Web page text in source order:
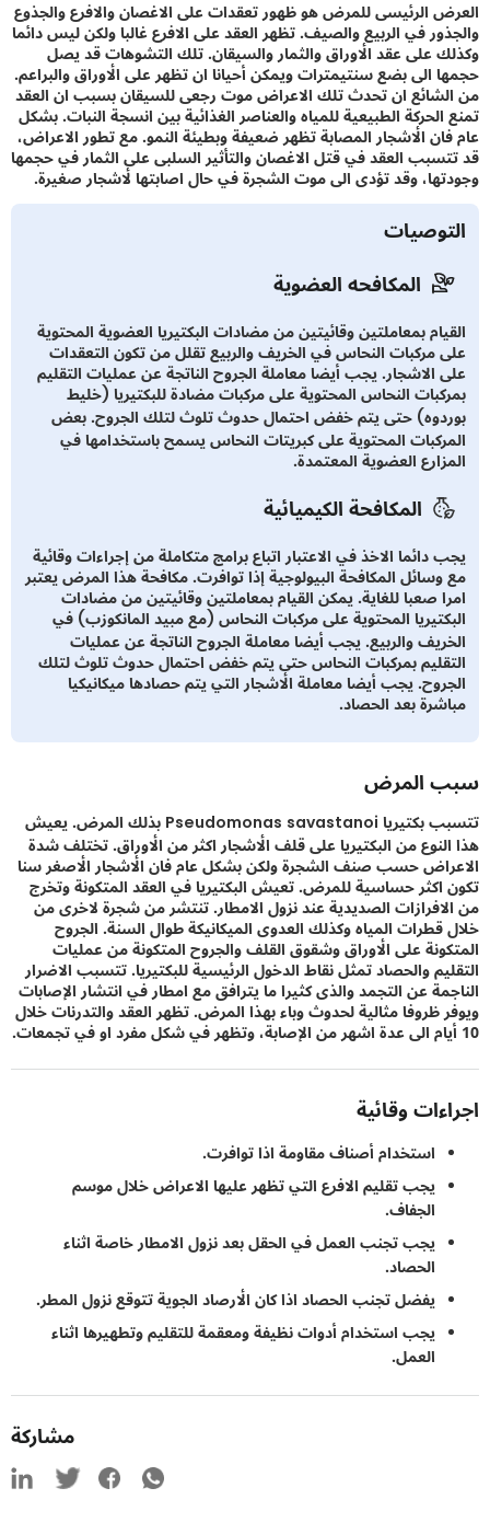
الرئيسى للمرض هو ظهور تعقدات على الاغصان والافرع والجذوع
في الربيع والصيف. تظهر العقد على الافرع غالبا ولكن ليس دائما
على عقد الأوراق والثمار والسيقان. تلك التشوهات قد يصل
الى بضع سنتيمترات ويمكن أحيانا ان تظهر على الأوراق والبراعم.
ان تحدث تلك الاعراض موت رجعى للسيقان بسبب ان العقد
الطبيعية للمياه والعناصر الغذائية بين انسجة النبات. بشكل
الأشجار المصابة تظهر ضعيفة وبطيئة النمو. مع تطور الاعراض،
العقد في قتل الاغصان والتأثير السلبى على الثمار في حجمها
وقد تؤدى الى موت الشجرة في حال اصابتها لأشجار صغيرة.
المكافحه العضوية
بمعاملتين وقائيتين من مضادات البكتيريا العضوية المحتوية
مركبات النحاس في الخريف والربيع تقلل من تكون التعقدات
الاشجار. يجب أيضا معاملة الجروح الناتجة عن عمليات التقليم
النحاس المحتوية على مركبات مضادة للبكتيريا (خليط
حتى يتم خفض احتمال حدوث تلوث لتلك الجروح. بعض
المحتوية على كبريتات النحاس يسمح باستخدامها في
العضوية المعتمدة.
المكافحة الكيميائية
دائما الاخذ في الاعتبار اتباع برامج متكاملة من إجراءات وقائية
المكافحة البيولوجية إذا توافرت. مكافحة هذا المرض يعتبر
صعبا للغاية. يمكن القيام بمعاملتين وقائيتين من مضادات
المحتوية على مركبات النحاس (مع مبيد المانكوزب) في
والربيع. يجب أيضا معاملة الجروح الناتجة عن عمليات
بمركبات النحاس حتى يتم خفض احتمال حدوث تلوث لتلك
يجب أيضا معاملة الأشجار التي يتم حصادها ميكانيكيا
بعد الحصاد.
المرض
تتسبب بكتيريا Pseudomonas savastanoi بذلك المرض. يعيش
من البكتيريا على قلف الأشجار اكثر من الأوراق. تختلف شدة
حسب صنف الشجرة ولكن بشكل عام فان الأشجار الأصغر سنا
حساسية للمرض. تعيش البكتيريا في العقد المتكونة وتخرج
الصديدية عند نزول الامطار. تنتشر من شجرة لاخرى من
المياه وكذلك العدوى الميكانيكة طوال السنة. الجروح
على الأوراق وشقوق القلف والجروح المتكونة من عمليات
والحصاد تمثل نقاط الدخول الرئيسية للبكتيريا. تتسبب الاضرار
عن التجمد والذى كثيرا ما يترافق مع امطار في انتشار الإصابات
ظروفا مثالية لحدوث وباء بهذا المرض. تظهر العقد والتدرنات خلال
وقائية
استخدام أصناف مقاومة اذا توافرت.
يجب تقليم الافرع التي تظهر عليها الاعراض خلال موسم
الجفاف.
يجب تجنب العمل في الحقل بعد نزول الامطار خاصة اثناء
الحصاد.
يفضل تجنب الحصاد اذا كان الأرصاد الجوية تتوقع نزول المطر.
يجب استخدام أدوات نظيفة ومعقمة للتقليم وتطهيرها اثناء
مشاركة